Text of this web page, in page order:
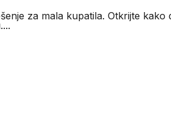
za mala kupatila. Otkrijte